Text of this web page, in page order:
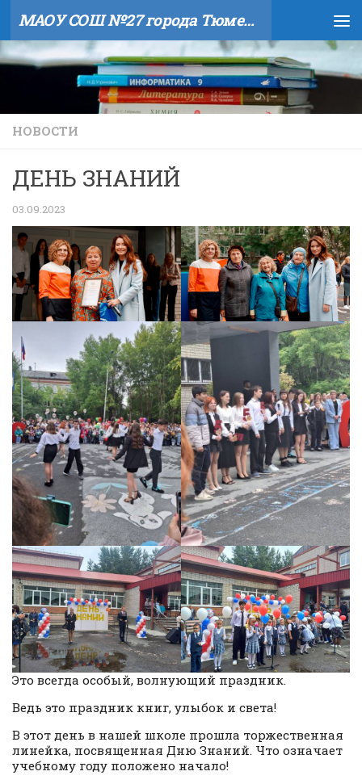
Skip to content МАОУ СОШ №27 города Тюмени
НОВОСТИ
ДЕНЬ ЗНАНИЙ
03.09.2023
Это всегда особый, волнующий праздник.
Ведь это праздник книг, улыбок и света!
В этот день в нашей школе прошла торжественная
линейка, посвященная Дню Знаний. Что означает
учебному году положено начало!